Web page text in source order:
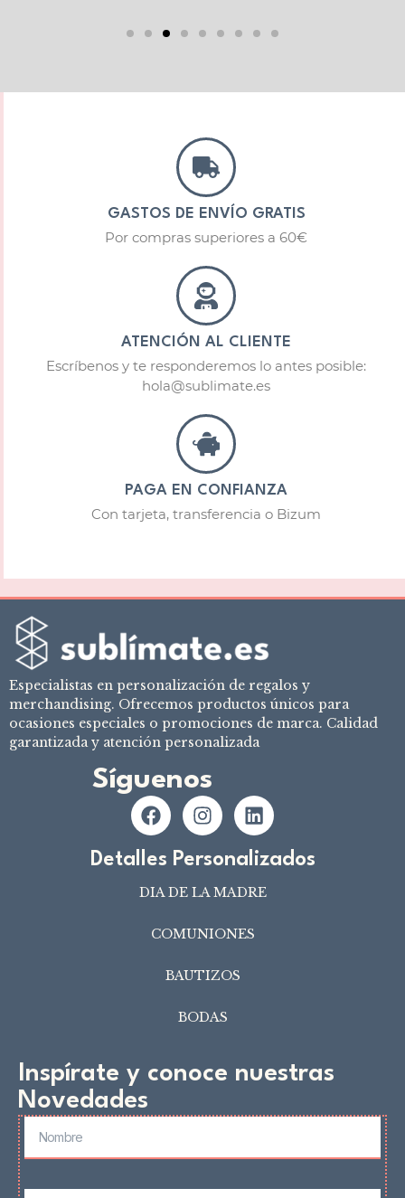
GASTOS DE ENVÍO GRATIS
Por compras superiores a 60€
ATENCIÓN AL CLIENTE
Escríbenos y te responderemos lo antes posible:
hola@sublimate.es
PAGA EN CONFIANZA
Con tarjeta, transferencia o Bizum
Especialistas en personalización de regalos y
merchandising. Ofrecemos productos únicos para
ocasiones especiales o promociones de marca. Calidad
garantizada y atención personalizada
Síguenos
Detalles Personalizados
DIA DE LA MADRE
COMUNIONES
BAUTIZOS
BODAS
Inspírate y conoce nuestras
Novedades